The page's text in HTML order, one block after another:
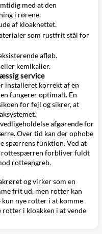
med at den
i rørene.
af kloaknettet.
som rustfrit stål for
afløb.
kemikalier.
service
installeret korrekt af en
fungerer optimalt. En
for fejl og sikrer, at
afgørende for
Over tid kan der ophobe
spærrens funktion. Ved at
rottespærren forbliver fuldt
rotteangreb.
og virker som en
frit ud, men rotter kan
nye rotter i at komme
rotter i kloakken i at vende